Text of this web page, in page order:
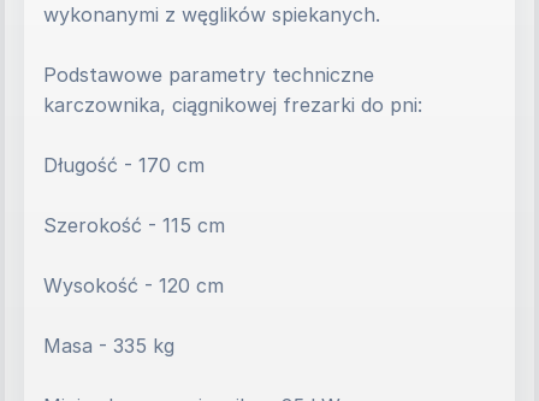
wykonanymi z węglików spiekanych.
Podstawowe parametry techniczne
karczownika, ciągnikowej frezarki do pni:
Długość - 170 cm
Szerokość - 115 cm
Wysokość - 120 cm
Masa - 335 kg